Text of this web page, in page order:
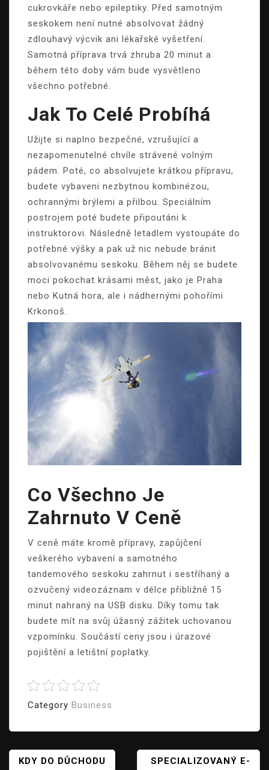
cukrovkáře nebo epileptiky. Před samotným
seskokem není nutné absolvovat žádný
zdlouhavý výcvik ani lékařské vyšetření.
Samotná příprava trvá zhruba 20 minut a
během této doby vám bude vysvětleno
všechno potřebné.
Jak To Celé Probíhá
Užijte si naplno bezpečné, vzrušující a
nezapomenutelné chvíle strávené volným
pádem. Poté, co absolvujete krátkou přípravu,
budete vybaveni nezbytnou kombinézou,
ochrannými brýlemi a přilbou. Speciálním
postrojem poté budete připoutáni k
instruktorovi. Následně letadlem vystoupáte do
potřebné výšky a pak už nic nebude bránit
absolvovanému seskoku. Během něj se budete
moci pokochat krásami měst, jako je Praha
nebo Kutná hora, ale i nádhernými pohořími
Krkonoš.
Co Všechno Je
Zahrnuto V Ceně
V ceně máte kromě přípravy, zapůjčení
veškerého vybavení a samotného
tandemového seskoku zahrnut i sestříhaný a
ozvučený videozáznam v délce přibližně 15
minut nahraný na USB disku. Díky tomu tak
budete mít na svůj úžasný zážitek uchovanou
vzpomínku. Součástí ceny jsou i úrazové
pojištění a letištní poplatky.
Category Business
Navigace
KDY DO DŮCHODU SPECIALIZOVANÝ E-